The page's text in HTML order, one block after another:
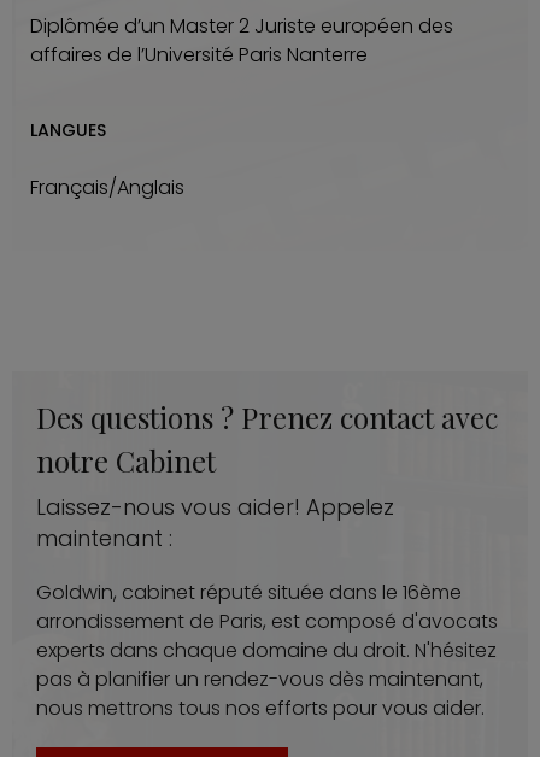
Diplômée d’un Master 2 Juriste européen des
affaires de l’Université Paris Nanterre
LANGUES
Français/Anglais
Des questions ? Prenez contact avec
notre Cabinet
Laissez-nous vous aider! Appelez
maintenant :
Goldwin, cabinet réputé située dans le 16ème
arrondissement de Paris, est composé d'avocats
experts dans chaque domaine du droit. N'hésitez
pas à planifier un rendez-vous dès maintenant,
nous mettrons tous nos efforts pour vous aider.